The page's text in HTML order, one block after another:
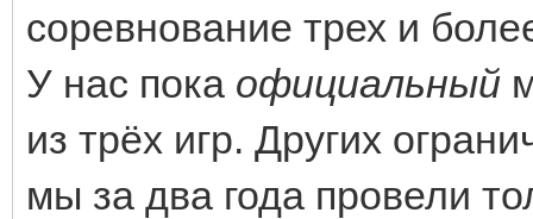
соревнование трех и
У нас пока официальный
из трёх игр. Других
мы за два года провели